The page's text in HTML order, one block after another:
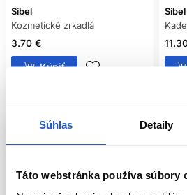
Súhlas Detaily
Táto webstránka používa súbory
Sibel
Kozmetické zrkadlá
3.70 €
Kúpiť
Sibel